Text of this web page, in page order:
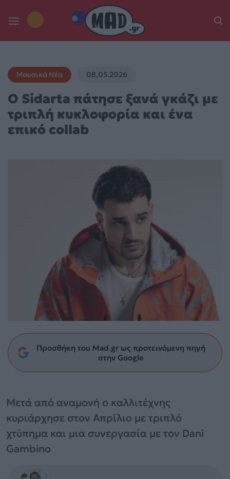
Μουσικά Νέα 08.05.2026
Ο Sidarta πάτησε ξανά γκάζι με
τριπλή κυκλοφορία και ένα
επικό collab
Προσθήκη του Mad.gr ως προτεινόμενη πηγή
στην Google
Μετά από αναμονή ο καλλιτέχνης
κυριάρχησε στον Απρίλιο με τριπλό
χτύπημα και μια συνεργασία με τον Dani
Gambino